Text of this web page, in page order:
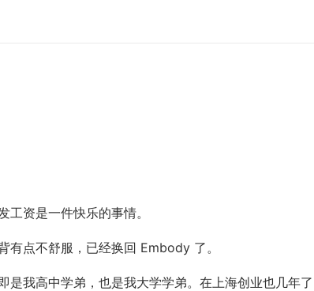
资是一件快乐的事情。
有点不舒服，已经换回 Embody 了。
是我高中学弟，也是我大学学弟。在上海创业也几年了